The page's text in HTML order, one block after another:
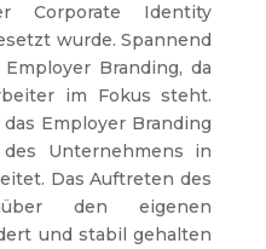
Identity
wurde. Spannend
Branding, da
im Fokus steht.
Employer Branding
Unternehmens in
Das Auftreten des
den eigenen
und stabil gehalten